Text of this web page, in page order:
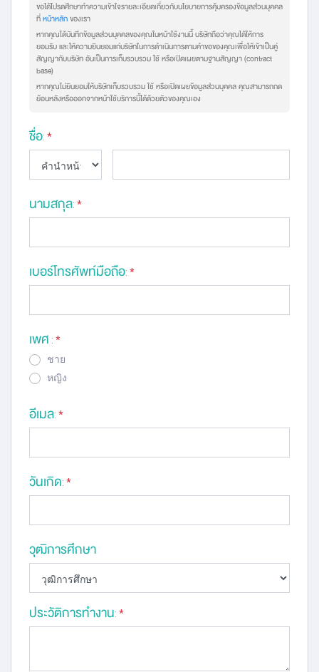
ขอได้โปรดศึกษาทำความเข้าใจรายละเอียดเกี่ยวกับนโยบายการคุ้มครองข้อมูลส่วนบุคคล
ที่หน้าหลักของเรา
หากคุณได้บันทึกข้อมูลส่วนบุคคลของคุณในหน้าใช้งานนี้ บริษัทถือว่าคุณได้ให้การ
ยอมรับ และให้ความยินยอมแก่บริษัทในการดำเนินการตามคำขอของคุณเพื่อให้เข้าเป็นคู่
สัญญากับบริษัท อันเป็นการเก็บรวบรวม ใช้ หรือเปิดเผยตามฐานสัญญา (contract
base)
หากคุณไม่ยินยอมให้บริษัทเก็บรวบรวม ใช้ หรือเปิดเผยข้อมูลส่วนบุคคล คุณสามารถกด
ย้อนหลังหรือออกจากหน้าใช้บริการนี้ได้ด้วยตัวของคุณเอง
ชื่อ: *
นามสกุล: *
เบอร์โทรศัพท์มือถือ: *
เพศ : *
ชาย
หญิง
อีเมล: *
วันเกิด: *
วุฒิการศึกษา
ประวัติการทำงาน: *